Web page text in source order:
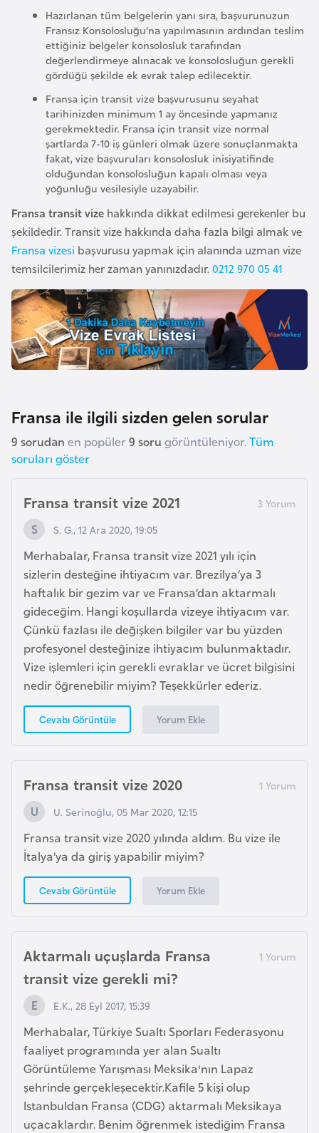
Hazırlanan tüm belgelerin yanı sıra, başvurunuzun
Fransız Konsolosluğu’na yapılmasının ardından teslim
ettiğiniz belgeler konsolosluk tarafından
değerlendirmeye alınacak ve konsolosluğun gerekli
gördüğü şekilde ek evrak talep edilecektir.
Fransa için transit vize başvurusunu seyahat
tarihinizden minimum 1 ay öncesinde yapmanız
gerekmektedir. Fransa için transit vize normal
şartlarda 7-10 iş günleri olmak üzere sonuçlanmakta
fakat, vize başvuruları konsolosluk inisiyatifinde
olduğundan konsolosluğun kapalı olması veya
yoğunluğu vesilesiyle uzayabilir.
Fransa transit vize hakkında dikkat edilmesi gerekenler bu
şekildedir. Transit vize hakkında daha fazla bilgi almak ve
Fransa vizesi başvurusu yapmak için alanında uzman vize
temsilcilerimiz her zaman yanınızdadır. 0212 970 05 41
Fransa ile ilgili sizden gelen sorular
9 sorudan en popüler9 soru görüntüleniyor. Tüm
soruları göster
Fransa transit vize 2021
S. G., 12 Ara 2020, 19:05
Merhabalar, Fransa transit vize 2021 yılı için
sizlerin desteğine ihtiyacım var. Brezilya’ya 3
haftalık bir gezim var ve Fransa’dan aktarmalı
gideceğim. Hangi koşullarda vizeye ihtiyacım var.
Çünkü fazlası ile değişken bilgiler var bu yüzden
profesyonel desteğinize ihtiyacım bulunmaktadır.
Vize işlemleri için gerekli evraklar ve ücret bilgisini
nedir öğrenebilir miyim? Teşekkürler ederiz.
Cevabı Görüntüle Yorum Ekle
Fransa transit vize 2020
U. Serinoğlu, 05 Mar 2020, 12:15
Fransa transit vize 2020 yılında aldım. Bu vize ile
İtalya’ya da giriş yapabilir miyim?
Cevabı Görüntüle Yorum Ekle
Aktarmalı uçuşlarda Fransa
transit vize gerekli mi?
E.K., 28 Eyl 2017, 15:39
Merhabalar, Türkiye Sualtı Sporları Federasyonu
faaliyet programında yer alan Sualtı
Görüntüleme Yarışması Meksika'nın Lapaz
şehrinde gerçekleşecektir.Kafile 5 kişi olup
Istanbuldan Fransa (CDG) aktarmalı Meksikaya
uçacaklardır. Benim öğrenmek istediğim Fransa
u
G
i
n
e
G
r
a
d
a
G
ü
n
e
y
K
o
r
e
n
S
u
d
a
n
G
a
n
a
H
i
n
d
i